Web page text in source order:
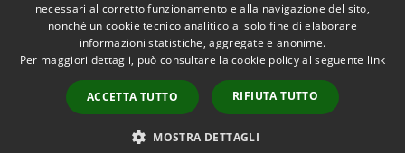
Accessibilità
Copyright © 2026 • Comune di
Santo Stefano del Sole •
Powered byMunicipium
Accesso redazione
necessari al corretto funzionamento e alla navigazione del sito,
nonché un cookie tecnico analitico al solo fine di elaborare
informazioni statistiche, aggregate e anonime.
Per maggiori dettagli, può consultare la cookie policy al seguente link
ACCETTA TUTTO RIFIUTA TUTTO
MOSTRA DETTAGLI